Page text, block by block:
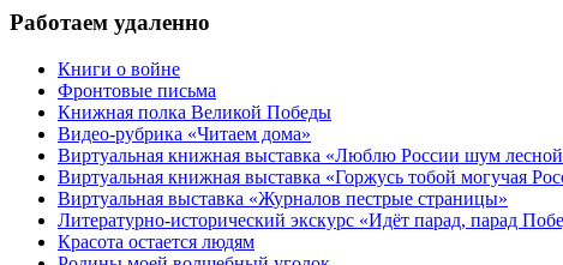
Работаем удаленно
Книги о войне
Фронтовые письма
Книжная полка Великой Победы
Видео-рубрика «Читаем дома»
Виртуальная книжная выставка «Люблю России шум
Виртуальная книжная выставка «Горжусь тобой могучая
Виртуальная выставка «Журналов пестрые страницы»
Литературно-исторический экскурс «Идёт парад, парад
Красота остается людям